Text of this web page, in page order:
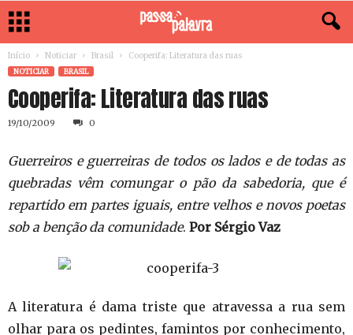
Início Noticiar Brasil Cooperifa: Literatura das ruas
NOTICIAR BRASIL
Cooperifa: Literatura das ruas
19/10/2009 0
Guerreiros e guerreiras de todos os lados e de todas as
quebradas vêm comungar o pão da sabedoria, que é
repartido em partes iguais, entre velhos e novos poetas
sob a benção da comunidade. Por Sérgio Vaz
A literatura é dama triste que atravessa a rua sem
olhar para os pedintes, famintos por conhecimento,